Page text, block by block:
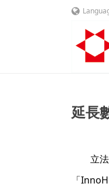
延長
立
「